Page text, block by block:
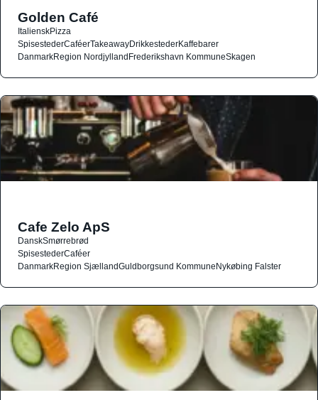
Golden Café
ItalienskPizza
SpisestederCaféerTakeawayDrikkestederKaffebarer
DanmarkRegion NordjyllandFrederikshavn KommuneSkagen
Cafe Zelo ApS
DanskSmørrebrød
SpisestederCaféer
DanmarkRegion SjællandGuldborgsund KommuneNykøbing Falster